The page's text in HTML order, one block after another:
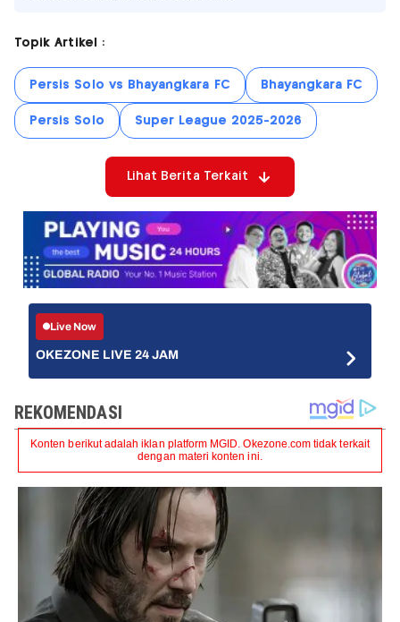
Topik Artikel :
Persis Solo vs Bhayangkara FC Bhayangkara FC
Persis Solo Super League 2025-2026
Lihat Berita Terkait
Live Now
OKEZONE LIVE 24 JAM